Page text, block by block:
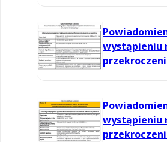
wystąpieniu
wystąpieniu